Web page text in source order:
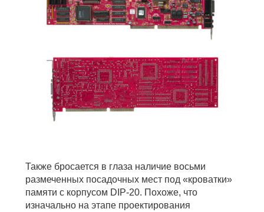
Также бросается в глаза наличие восьми
размеченных посадочных мест под «кроватки»
памяти с корпусом DIP-20. Похоже, что
изначально на этапе проектирования